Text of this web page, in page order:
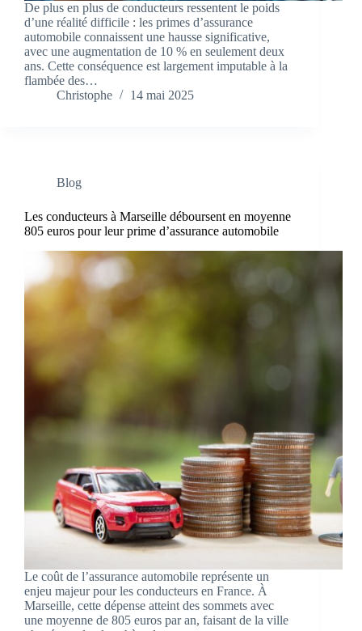
De plus en plus de conducteurs ressentent le poids
d’une réalité difficile : les primes d’assurance
automobile connaissent une hausse significative,
avec une augmentation de 10 % en seulement deux
ans. Cette conséquence est largement imputable à la
flambée des…
Christophe
14 mai 2025
Blog
Les conducteurs à Marseille déboursent en moyenne
805 euros pour leur prime d’assurance automobile
Le coût de l’assurance automobile représente un
enjeu majeur pour les conducteurs en France. À
Marseille, cette dépense atteint des sommets avec
une moyenne de 805 euros par an, faisant de la ville